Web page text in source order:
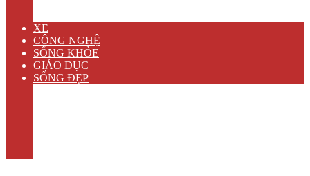
XE
CÔNG NGHỆ
SỐNG KHỎE
GIÁO DỤC
SỐNG ĐẸP